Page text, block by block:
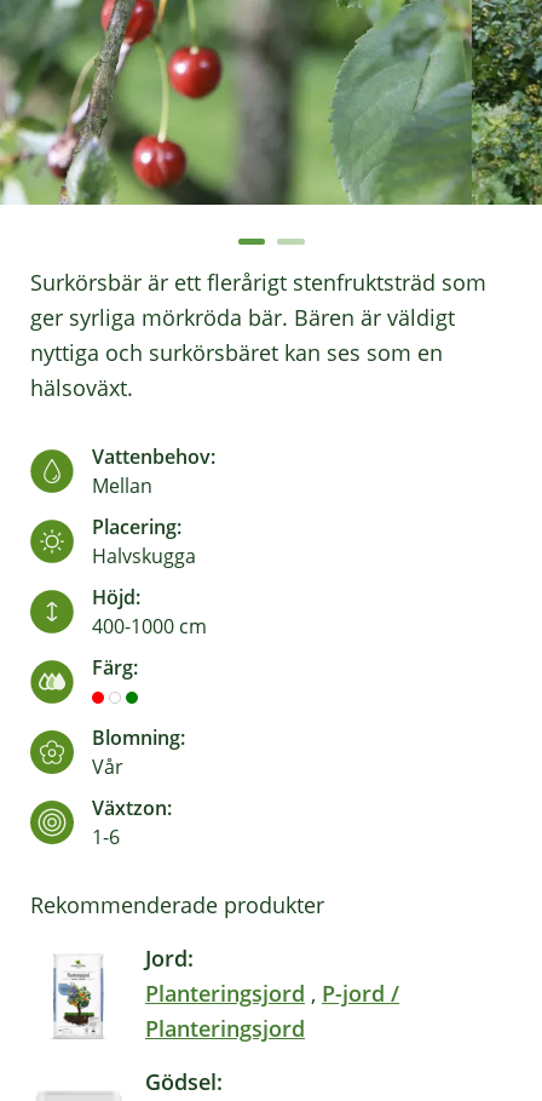
Surkörsbär är ett flerårigt stenfruktsträd som
ger syrliga mörkröda bär. Bären är väldigt
nyttiga och surkörsbäret kan ses som en
hälsoväxt.
Vattenbehov:
Mellan
Placering:
Halvskugga
Höjd:
400-1000 cm
Färg:
Blomning:
Vår
Växtzon:
1-6
Rekommenderade produkter
Jord:
Planteringsjord , P-jord /
Planteringsjord
Gödsel: